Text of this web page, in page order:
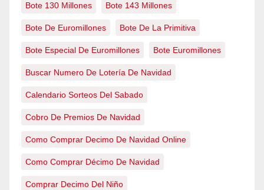
Bote 130 Millones Bote 143 Millones
Bote De Euromillones Bote De La Primitiva
Bote Especial De Euromillones Bote Euromillones
Buscar Numero De Lotería De Navidad
Calendario Sorteos Del Sabado
Cobro De Premios De Navidad
Como Comprar Decimo De Navidad Online
Como Comprar Décimo De Navidad
Comprar Decimo Del Niño